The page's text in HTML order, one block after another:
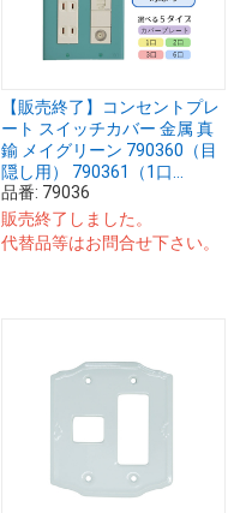
【販売終了】コンセントプレ
ート スイッチカバー 金属 真
鍮 メイグリーン 790360（目
隠し用） 790361（1口...
品番: 79036
販売終了しました。
代替品等はお問合せ下さい。